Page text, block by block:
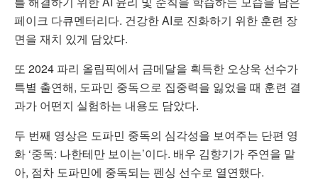
페이크 다큐멘터리다. 건강한 AI로 진화하기 위한 훈련 장
면을 재치 있게 담았다.
또 2024 파리 올림픽에서 금메달을 획득한 오상욱 선수가
특별 출연해, 도파민 중독으로 집중력을 잃었을 때 훈련 결
과가 어떤지 실험하는 내용도 담았다.
두 번째 영상은 도파민 중독의 심각성을 보여주는 단편 영
화 ‘중독: 나한테만 보이는’이다. 배우 김향기가 주연을 맡
아, 점차 도파민에 중독되는 펜싱 선수로 열연했다.